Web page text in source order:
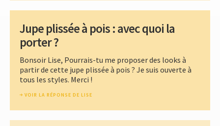
Jupe plissée à pois : avec quoi la
porter ?
Bonsoir Lise, Pourrais-tu me proposer des looks à
partir de cette jupe plissée à pois ? Je suis ouverte à
tous les styles. Merci !
VOIR LA RÉPONSE DE LISE